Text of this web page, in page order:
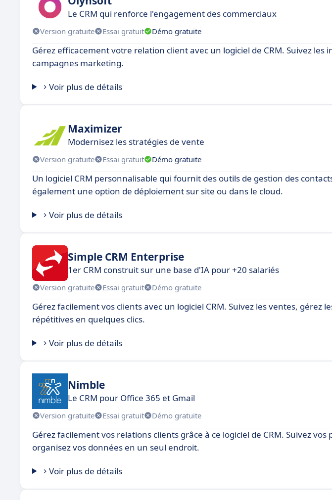
Le CRM qui renforce l'engagement des commerciaux
Version gratuite Essai gratuit Démo gratuite
Gérez efficacement votre relation client avec un logiciel de CRM. Suivez les
campagnes marketing.
Voir plus de détails
Maximizer
Modernisez les stratégies de vente
Version gratuite Essai gratuit Démo gratuite
Un logiciel CRM personnalisable qui fournit des outils de gestion des
également une option de déploiement sur site ou dans le cloud.
Voir plus de détails
Simple CRM Enterprise
1er CRM construit sur une base d'IA pour +20 salariés
Version gratuite Essai gratuit Démo gratuite
Gérez facilement vos clients avec un logiciel CRM. Suivez les ventes, gérez
répétitives en quelques clics.
Voir plus de détails
Nimble
Le CRM pour Office 365 et Gmail
Version gratuite Essai gratuit Démo gratuite
Gérez facilement vos relations clients grâce à ce logiciel de CRM. Suivez
organisez vos données en un seul endroit.
Voir plus de détails